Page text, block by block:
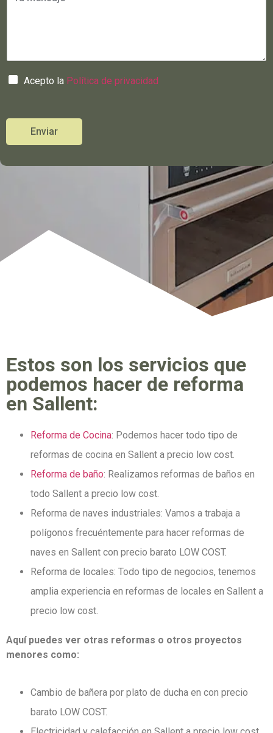
Acepto la Política de privacidad
Enviar
Estos son los servicios que
podemos hacer de reforma
en Sallent:
Reforma de Cocina: Podemos hacer todo tipo de
reformas de cocina en Sallent a precio low cost.
Reforma de baño: Realizamos reformas de baños en
todo Sallent a precio low cost.
Reforma de naves industriales: Vamos a trabaja a
polígonos frecuéntemente para hacer reformas de
naves en Sallent con precio barato LOW COST.
Reforma de locales: Todo tipo de negocios, tenemos
amplia experiencia en reformas de locales en Sallent a
precio low cost.
Aquí puedes ver otras reformas o otros proyectos
menores como:
Cambio de bañera por plato de ducha en con precio
barato LOW COST.